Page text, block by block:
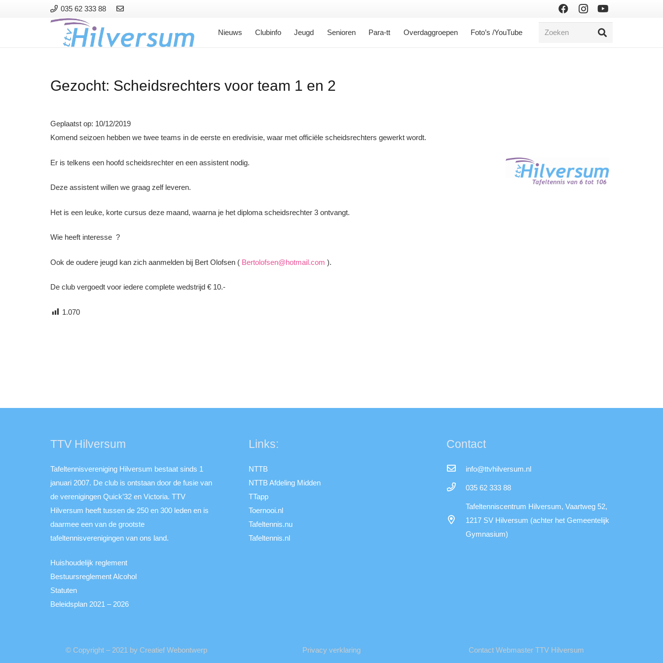
035 62 333 88
Nieuws Clubinfo Jeugd Senioren Para-tt Overdaggroepen Foto’s /YouTube
Gezocht: Scheidsrechters voor team 1 en 2
Geplaatst op: 10/12/2019
Komend seizoen hebben we twee teams in de eerste en eredivisie, waar met officiële scheidsrechters gewerkt wordt.
Er is telkens een hoofd scheidsrechter en een assistent nodig.
Deze assistent willen we graag zelf leveren.
Het is een leuke, korte cursus deze maand, waarna je het diploma scheidsrechter 3 ontvangt.
Wie heeft interesse ?
Ook de oudere jeugd kan zich aanmelden bij Bert Olofsen ( Bertolofsen@hotmail.com ).
De club vergoedt voor iedere complete wedstrijd € 10.-
1.070
TTV Hilversum
Tafeltennisvereniging Hilversum bestaat sinds 1
januari 2007. De club is ontstaan door de fusie van
de verenigingen Quick’32 en Victoria. TTV
Hilversum heeft tussen de 250 en 300 leden en is
daarmee een van de grootste
tafeltennisverenigingen van ons land.
Huishoudelijk reglement
Bestuursreglement Alcohol
Statuten
Beleidsplan 2021 – 2026
Links:
NTTB
NTTB Afdeling Midden
TTapp
Toernooi.nl
Tafeltennis.nu
Tafeltennis.nl
Contact
info@ttvhilversum.nl
035 62 333 88
Tafeltenniscentrum Hilversum, Vaartweg 52,
1217 SV Hilversum (achter het Gemeentelijk
Gymnasium)
© Copyright – 2021 by Creatief Webontwerp Privacy verklaring Contact Webmaster TTV Hilversum